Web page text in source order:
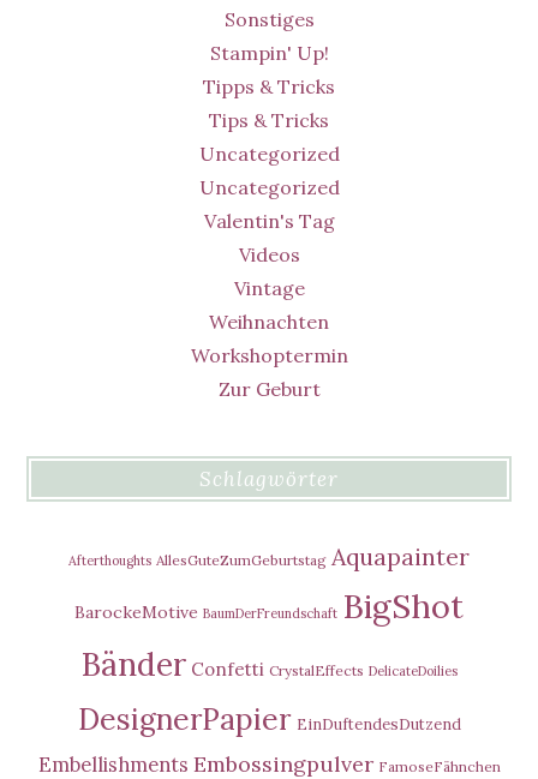
Sonstiges
Stampin' Up!
Tipps & Tricks
Tips & Tricks
Uncategorized
Uncategorized
Valentin's Tag
Videos
Vintage
Weihnachten
Workshoptermin
Zur Geburt
Schlagwörter
Afterthoughts AllesGuteZumGeburtstag Aquapainter
BarockeMotive BaumDerFreundschaft BigShot
Bänder Confetti CrystalEffects DelicateDoilies
DesignerPapier EinDuftendesDutzend
Embellishments Embossingpulver FamoseFähnchen